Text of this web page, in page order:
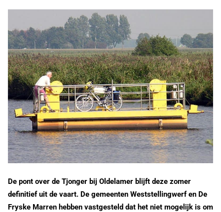
De pont over de Tjonger bij Oldelamer blijft deze zomer
definitief uit de vaart. De gemeenten Weststellingwerf en De
Fryske Marren hebben vastgesteld dat het niet mogelijk is om